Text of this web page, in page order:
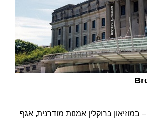
Brooklyn Museum – במוזיאון ברוקלין אמנות מודרנית, אגף